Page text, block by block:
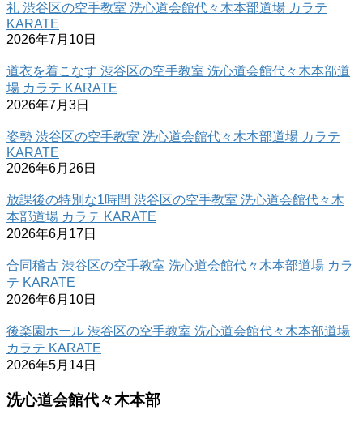
礼 渋谷区の空手教室 洗心道会館代々木本部道場 カラテ
KARATE
2026年7月10日
道衣を着こなす 渋谷区の空手教室 洗心道会館代々木本部道
場 カラテ KARATE
2026年7月3日
姿勢 渋谷区の空手教室 洗心道会館代々木本部道場 カラテ
KARATE
2026年6月26日
放課後の特別な1時間 渋谷区の空手教室 洗心道会館代々木
本部道場 カラテ KARATE
2026年6月17日
合同稽古 渋谷区の空手教室 洗心道会館代々木本部道場 カラ
テ KARATE
2026年6月10日
後楽園ホール 渋谷区の空手教室 洗心道会館代々木本部道場
カラテ KARATE
2026年5月14日
洗心道会館代々木本部